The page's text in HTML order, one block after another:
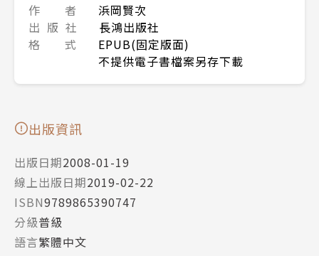
作 者
浜岡賢次
出 版 社
長鴻出版社
格 式
EPUB(固定版面)
不提供電子書檔案另存下載
出版資訊
出版日期2008-01-19
線上出版日期2019-02-22
ISBN9789865390747
分級普級
語言繁體中文